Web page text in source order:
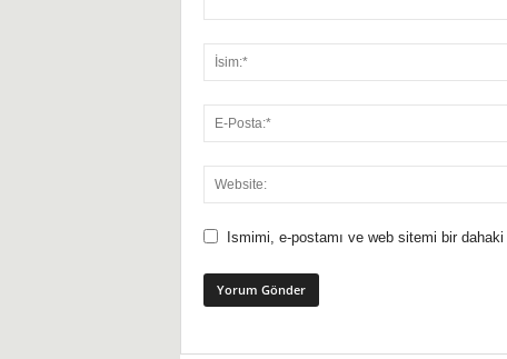
Ismimi, e-postamı ve web sitemi bir